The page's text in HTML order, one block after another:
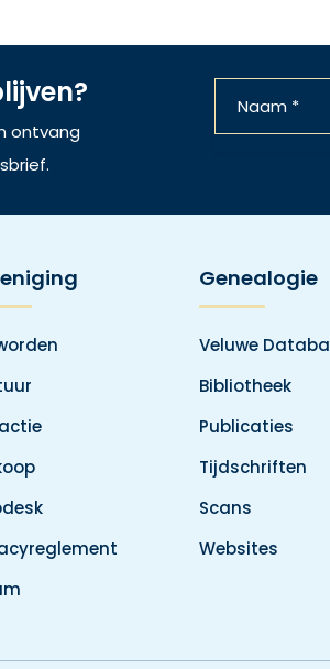
ontvang
Genealogie
Veluwe
Bibliotheek
Publicaties
Tijdschriften
Scans
Websites